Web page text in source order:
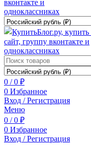
0 / 0 ₽
0 Избранное
Вход / Регистрация
Меню
0 / 0 ₽
0 Избранное
Вход / Регистрация